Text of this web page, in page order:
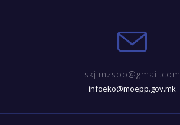
skj.mzspp@gmail.com
infoeko@moepp.gov.mk